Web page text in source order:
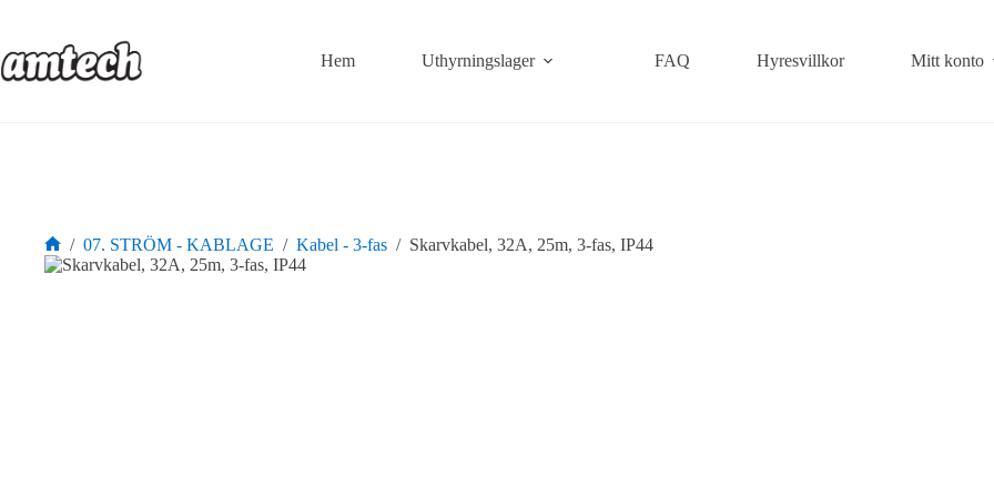
innehåll
Hem Uthyrningslager FAQ Hyresvillkor Mitt konto
Hem
/ 07. STRÖM - KABLAGE / Kabel - 3-fas / Skarvkabel, 32A, 25m, 3-fas, IP44